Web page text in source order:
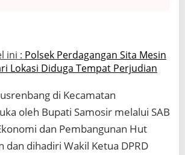
ini : Polsek Perdagangan Sita Mesin
Lokasi Diduga Tempat Perjudian
di Kecamatan
oleh Bupati Samosir melalui SAB
dan Pembangunan Hut
dan dihadiri Wakil Ketua DPRD